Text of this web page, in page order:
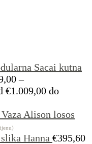
Sacai kutna
–
€1.009,00 do
Vaza Alison losos
Hanna €395,60